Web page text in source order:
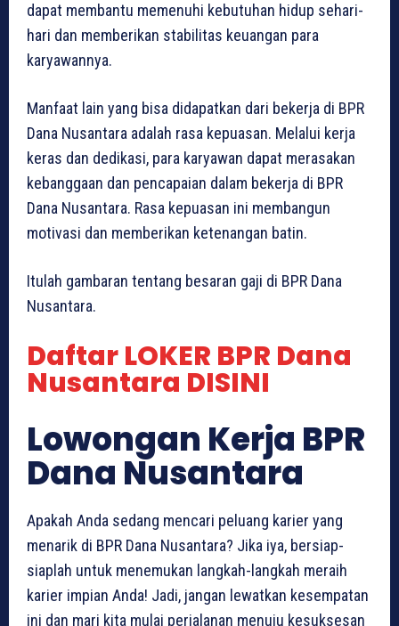
dapat membantu memenuhi kebutuhan hidup sehari-
hari dan memberikan stabilitas keuangan para
karyawannya.
Manfaat lain yang bisa didapatkan dari bekerja di BPR
Dana Nusantara adalah rasa kepuasan. Melalui kerja
keras dan dedikasi, para karyawan dapat merasakan
kebanggaan dan pencapaian dalam bekerja di BPR
Dana Nusantara. Rasa kepuasan ini membangun
motivasi dan memberikan ketenangan batin.
Itulah gambaran tentang besaran gaji di BPR Dana
Nusantara.
Daftar LOKER BPR Dana
Nusantara DISINI
Lowongan Kerja BPR
Dana Nusantara
Apakah Anda sedang mencari peluang karier yang
menarik di BPR Dana Nusantara? Jika iya, bersiap-
siaplah untuk menemukan langkah-langkah meraih
karier impian Anda! Jadi, jangan lewatkan kesempatan
ini dan mari kita mulai perjalanan menuju kesuksesan